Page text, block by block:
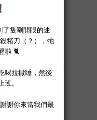
17:30
日除外 )
股巷166弄1號